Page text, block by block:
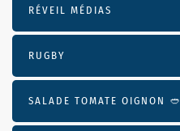
RÉVEIL MÉDIAS
RUGBY
SALADE TOMATE OIGNON 🥙